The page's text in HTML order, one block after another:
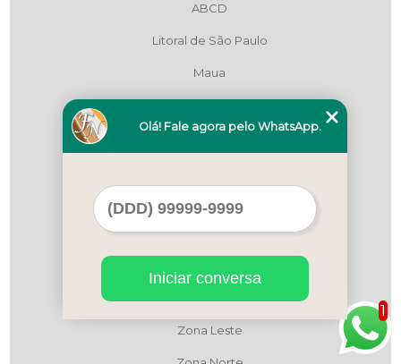
ABCD
Litoral de São Paulo
Maua
Região Central
São Bernardo do Campo
São Paulo
Zona Leste
1
Olá! Fale agora pelo WhatsApp.
Iniciar conversa